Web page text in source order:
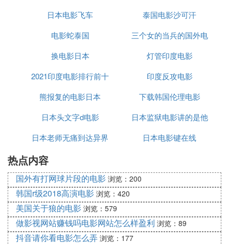
：2009年2月15日，松村北斗进
入杰尼斯事务所，并于3月21日加入Jr.组合
B.I.Shadow活动至2011年。
电视剧出演
：2012年4月14日，他参演了
个人首部电视剧《私立马鹿兰高校》。之
界》。
组合活动：2015
年5月1日，松村北斗与其
年1月22日，随组合发行首张单曲《Imitati
喜剧电影《Liar×Liar》上映。同年11月，
他出演了晨间剧《Come Come Everybod
y》。
荣誉奖项：在2013年，松村北斗获得了“Jr.恋人
赏”的第一位，展现了他的受欢迎程度。
日本电影飞车
泰国电影沙可汗
电影蛇泰国
三个女的当兵的国外电
影
换电影日本
灯管印度电影
2021印度电影排行前十
印度反攻电影
熊报复的电影日本
下载韩国伦理电影
日本头文字d电影
日本监狱电影讲的是他
爱人
日本老师无痛到达异界
日本电影键在线
热点内容
国外有打网球片段的电影 浏览：200
韩国r级2018高演电影 浏览：420
美国关于狼的电影 浏览：579
做影视网站赚钱吗电影网站怎么样盈利 浏览：89
抖音请你看电影怎么弄 浏览：177